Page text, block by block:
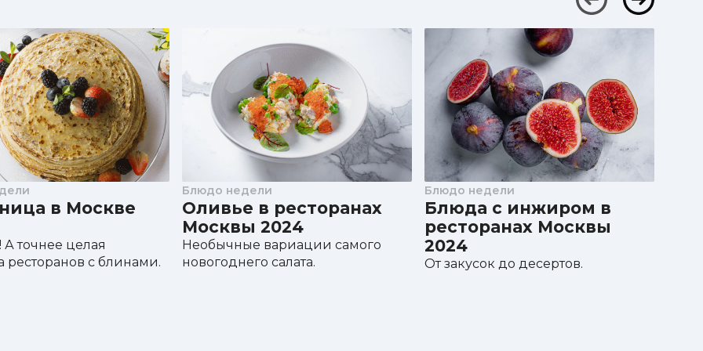
яйцом
500 ₽
550 ₽
550 ₽
600 ₽
850 ₽
600 ₽
900 ₽
600 ₽
850 ₽
800 ₽
900 ₽
в Москве
А точнее целая
ресторанов с блинами.
Блюдо недели
Оливье в ресторанах
Москвы 2024
Необычные вариации самого
новогоднего салата.
Блюдо недели
Блюда с инжиром в
ресторанах Москвы
2024
От закусок до десертов.